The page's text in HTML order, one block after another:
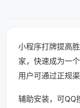
小程序打牌提高
家，快速成为一
用户可通过正规渠
辅助安装，可